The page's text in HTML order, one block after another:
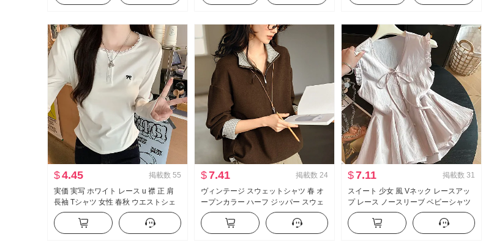
$4.45 掲載数 55
実価 実写 ホワイト レース u 襟 正 肩
長袖 Tシャツ 女性 春秋 ウエストシェ
イプ ショート丈 インナーシャツ 内 か
ける 服
$7.41 掲載数 24
ヴィンテージ スウェットシャツ 春 オ
ープンカラー ハーフ ジッパー スウェ
ットシャツ ルーズフィット フェイク
レイヤード チェック柄 レディース ス
ウェットシャツ
$7.11 掲載数 31
スイート 少女 風 Vネック レースアッ
プ レース ノースリーブ ベビーシャツ
女性 夏 デザイン 感 ルーズフィット A
字 蓮の葉 スカート ベスト